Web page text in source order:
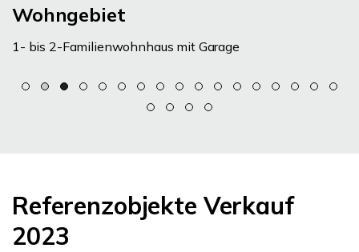
Wohngebiet
1- bis 2-Familienwohnhaus mit Garage
Referenzobjekte Verkauf
2023